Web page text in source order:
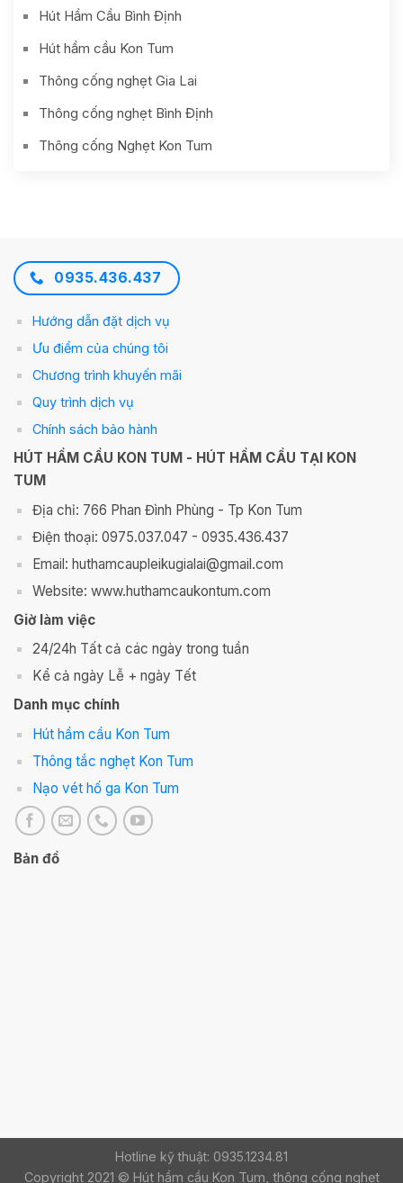
Hút Hầm Cầu Bình Định
Hút hầm cầu Kon Tum
Thông cống nghẹt Gia Lai
Thông cống nghẹt Bình Định
Thông cống Nghẹt Kon Tum
0935.436.437
Hướng dẫn đặt dịch vụ
Ưu điểm của chúng tôi
Chương trình khuyến mãi
Quy trình dịch vụ
Chính sách bảo hành
HÚT HẦM CẦU KON TUM - HÚT HẦM CẦU TẠI KON
TUM
Địa chỉ: 766 Phan Đình Phùng - Tp Kon Tum
Điện thoại: 0975.037.047 - 0935.436.437
Email: huthamcaupleikugialai@gmail.com
Website: www.huthamcaukontum.com
Giờ làm việc
24/24h Tất cả các ngày trong tuần
Kể cả ngày Lễ + ngày Tết
Danh mục chính
Hút hầm cầu Kon Tum
Thông tắc nghẹt Kon Tum
Nạo vét hố ga Kon Tum
Bản đồ
Hotline kỹ thuật: 0935.1234.81
Copyright 2021 © Hút hầm cầu Kon Tum, thông cống nghẹt